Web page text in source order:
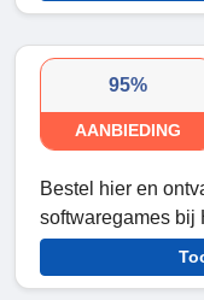
95%
AANBIEDING
Bestel hier en
softwaregames bij